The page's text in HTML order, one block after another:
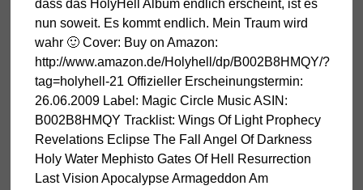
dass das HolyHell Album endlich erscheint, ist es
nun soweit. Es kommt endlich. Mein Traum wird
wahr 🙂 Cover: Buy on Amazon:
http://www.amazon.de/Holyhell/dp/B002B8HMQY/?
tag=holyhell-21 Offizieller Erscheinungstermin:
26.06.2009 Label: Magic Circle Music ASIN:
B002B8HMQY Tracklist: Wings Of Light Prophecy
Revelations Eclipse The Fall Angel Of Darkness
Holy Water Mephisto Gates Of Hell Resurrection
Last Vision Apocalypse Armageddon Am